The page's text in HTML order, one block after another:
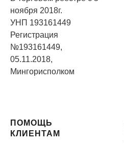
ноября 2018г.
УНП 193161449
Регистрация
№193161449,
05.11.2018,
Мингорисполком
ПОМОЩЬ
КЛИЕНТАМ